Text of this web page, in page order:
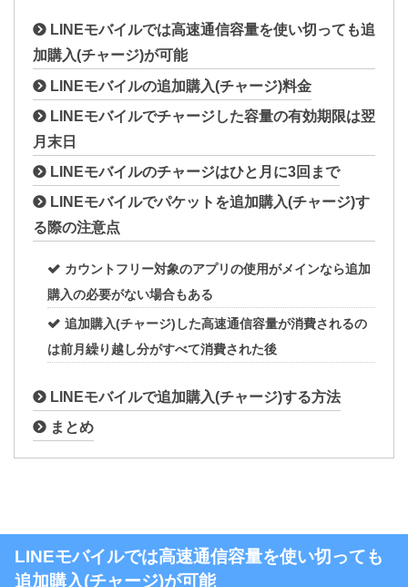
LINEモバイルでは高速通信容量を使い切っても追
加購入(チャージ)が可能
LINEモバイルの追加購入(チャージ)料金
LINEモバイルでチャージした容量の有効期限は翌
月末日
LINEモバイルのチャージはひと月に3回まで
LINEモバイルでパケットを追加購入(チャージ)す
る際の注意点
カウントフリー対象のアプリの使用がメインなら追加
購入の必要がない場合もある
追加購入(チャージ)した高速通信容量が消費されるの
は前月繰り越し分がすべて消費された後
LINEモバイルで追加購入(チャージ)する方法
まとめ
LINEモバイルでは高速通信容量を使い切っても
追加購入(チャージ)が可能